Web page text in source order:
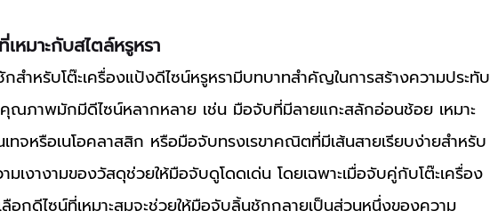
หมาะกับสไตล์หรูหรา
สำหรับโต๊ะเครื่องแป้งดีไซน์หรูหรามีบทบาทสำคัญในการสร้างความประทับ
ณภาพมักมีดีไซน์หลากหลาย เช่น มือจับที่มีลายแกะสลักอ่อนช้อย เหมาะ
ทจหรือเนโอคลาสสิก หรือมือจับทรงเรขาคณิตที่มีเส้นสายเรียบง่ายสำหรับ
มเงางามของวัสดุช่วยให้มือจับดูโดดเด่น โดยเฉพาะเมื่อจับคู่กับโต๊ะเครื่อง
อกดีไซน์ที่เหมาะสมจะช่วยให้มือจับลิ้นชักกลายเป็นส่วนหนึ่งของความ